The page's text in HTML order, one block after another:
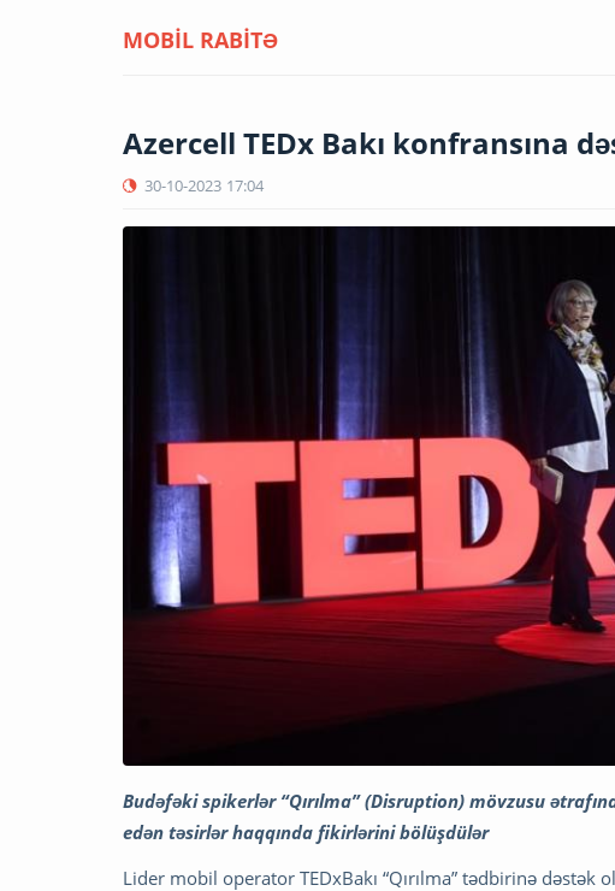
MOBİL RABİTƏ
Azercell TEDx Bakı konfransına
30-10-2023 17:04
Budəfəki spikerlər “Qırılma” (Disruption) mövzusu
edən təsirlər haqqında fikirlərini bölüşdülər
Lider mobil operator TEDxBakı “Qırılma” tədbirinə dəstək